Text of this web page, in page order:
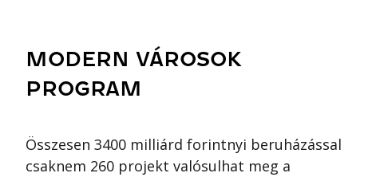
MODERN VÁROSOK
PROGRAM
Összesen 3400 milliárd forintnyi beruházással
csaknem 260 projekt valósulhat meg a